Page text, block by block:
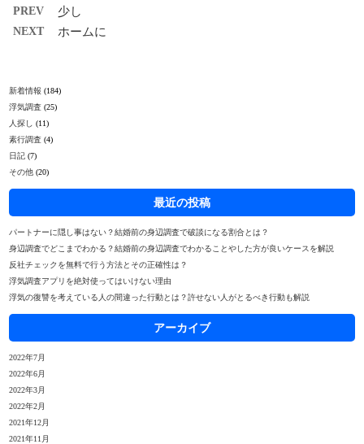
PREV 少し
NEXT ホームに
新着情報 (184)
浮気調査 (25)
人探し
(11)
素行調査 (4)
日記 (7)
その他 (20)
最近の投稿
パートナーに隠し事はない？結婚前の身辺調査で破談になる割合とは？
身辺調査でどこまでわかる？結婚前の身辺調査でわかることやした方が良いケースを解説
反社チェックを無料で行う方法とその正確性は？
浮気調査アプリを絶対使ってはいけない理由
浮気の復讐を考えている人の間違った行動とは？許せない人がとるべき行動も解説
アーカイブ
2022年7月
2022年6月
2022年3月
2022年2月
2021年12月
2021年11月